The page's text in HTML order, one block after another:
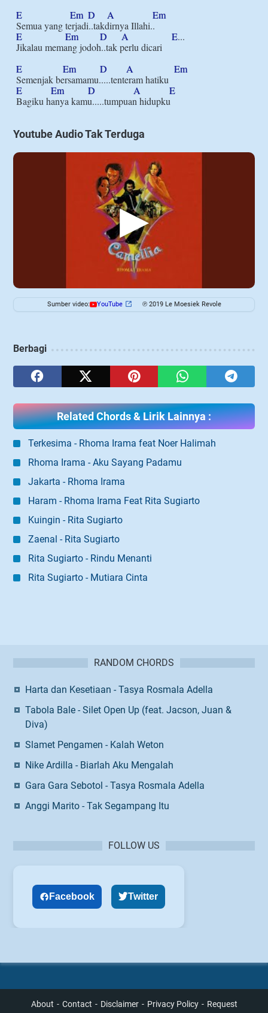
E
Em D A
Em
E
Em D A E...
Jikalau memang jodoh..tak perlu dicari
E
Em D A
Em
E
Em D A
E
Youtube Audio Tak Terduga
▶
Sumber video: YouTube ℗ 2019 Le Moesiek Revole
Berbagi
Related Chords & Lirik Lainnya :
Terkesima - Rhoma Irama feat Noer Halimah
Rhoma Irama - Aku Sayang Padamu
Jakarta - Rhoma Irama
Haram - Rhoma Irama Feat Rita Sugiarto
Kuingin - Rita Sugiarto
Zaenal - Rita Sugiarto
Rita Sugiarto - Rindu Menanti
Rita Sugiarto - Mutiara Cinta
RANDOM CHORDS
Harta dan Kesetiaan - Tasya Rosmala Adella
Tabola Bale - Silet Open Up (feat. Jacson, Juan &
Diva)
Slamet Pengamen - Kalah Weton
Nike Ardilla - Biarlah Aku Mengalah
Gara Gara Sebotol - Tasya Rosmala Adella
Anggi Marito - Tak Segampang Itu
FOLLOW US
Facebook Twitter
About Contact Disclaimer Privacy Policy Request